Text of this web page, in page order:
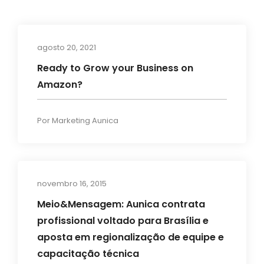
agosto 20, 2021
Ready to Grow your Business on
Amazon?
PorMarketing Aunica
novembro 16, 2015
Meio&Mensagem: Aunica contrata
profissional voltado para Brasília e
aposta em regionalização de equipe e
capacitação técnica